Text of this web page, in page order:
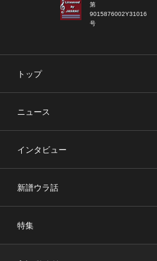
第
9015876002Y31016
号
トップ
ニュース
インタビュー
新譜ウラ話
特集